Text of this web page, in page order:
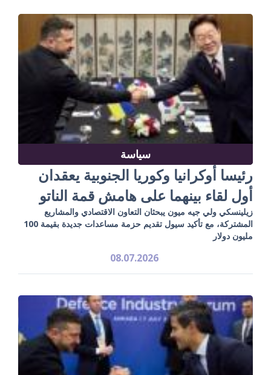
سياسة
رئيسا أوكرانيا وكوريا الجنوبية يعقدان
أول لقاء بينهما على هامش قمة الناتو
زيلينسكي ولي جيه ميون يبحثان التعاون الاقتصادي والمشاريع
المشتركة، مع تأكيد سيول تقديم حزمة مساعدات جديدة بقيمة 100
مليون دولار
08.07.2026